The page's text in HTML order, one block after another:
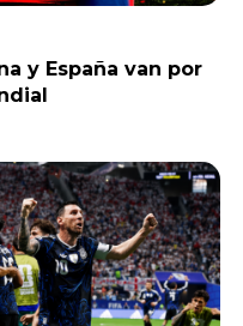
y España van por